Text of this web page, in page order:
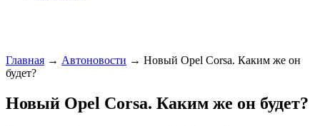
Главная → Автоновости → Новый Opel Corsa. Каким же он
будет?
Новый Opel Corsa. Каким же он будет?